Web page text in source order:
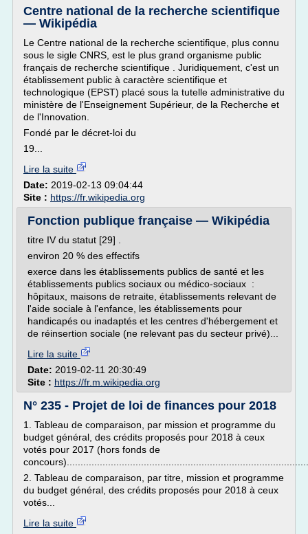
Centre national de la recherche scientifique
— Wikipédia
Le Centre national de la recherche scientifique, plus connu
sous le sigle CNRS, est le plus grand organisme public
français de recherche scientifique . Juridiquement, c'est un
établissement public à caractère scientifique et
technologique (EPST) placé sous la tutelle administrative du
ministère de l'Enseignement Supérieur, de la Recherche et
de l'Innovation.
Fondé par le décret-loi du
19...
Lire la suite
Date: 2019-02-13 09:04:44
Site : https://fr.wikipedia.org
Fonction publique française — Wikipédia
titre IV du statut [29] .
environ 20 % des effectifs
exerce dans les établissements publics de santé et les
établissements publics sociaux ou médico-sociaux :
hôpitaux, maisons de retraite, établissements relevant de
l'aide sociale à l'enfance, les établissements pour
handicapés ou inadaptés et les centres d'hébergement et
de réinsertion sociale (ne relevant pas du secteur privé)...
Lire la suite
Date: 2019-02-11 20:30:49
Site : https://fr.m.wikipedia.org
N° 235 - Projet de loi de finances pour 2018
1. Tableau de comparaison, par mission et programme du
budget général, des crédits proposés pour 2018 à ceux
votés pour 2017 (hors fonds de
2. Tableau de comparaison, par titre, mission et programme
du budget général, des crédits proposés pour 2018 à ceux
votés...
Lire la suite